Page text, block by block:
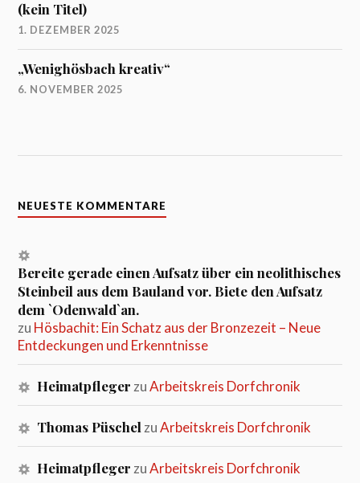
(kein Titel)
1. DEZEMBER 2025
„Wenighösbach kreativ“
6. NOVEMBER 2025
NEUESTE KOMMENTARE
Bereite gerade einen Aufsatz über ein neolithisches
Steinbeil aus dem Bauland vor. Biete den Aufsatz
dem `Odenwald`an.
zu Hösbachit: Ein Schatz aus der Bronzezeit – Neue
Entdeckungen und Erkenntnisse
Heimatpfleger zuArbeitskreis Dorfchronik
Thomas Püschel zuArbeitskreis Dorfchronik
Heimatpfleger zuArbeitskreis Dorfchronik